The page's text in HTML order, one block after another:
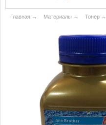
Главная → Материалы → Тонер →